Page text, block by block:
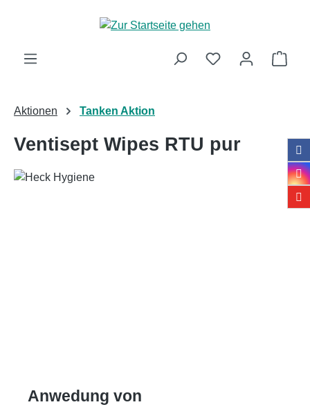
Zum Hauptinhalt springen
Aktionen Tanken Aktion
Ventisept Wipes RTU pur
Anwedung von